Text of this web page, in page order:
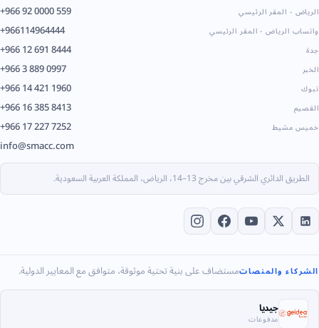
+966 92 0000 559 - المقر الرئيسي
+966114964444 الرياض - المقر الرئيسي
+966 12 691 8444
+966 3 889 0997
+966 14 421 1960
+966 16 385 8413
+966 17 227 7252 مشيط
info@smacc.com
الطريق الدائري الشرقي بين مخرج 13–14، الرياض، المملكة العربية السعودية.
والمنصاتمستضاف على بنية تحتية موثوقة، متوافق مع المعايير الدولية.
جيديا
مدفوعات